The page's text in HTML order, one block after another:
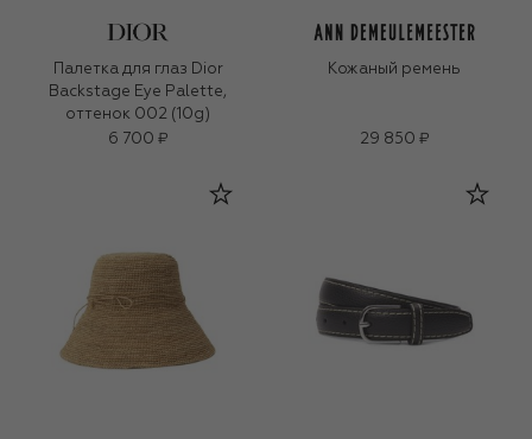
Палетка для глаз Dior
Backstage Eye Palette,
оттенок 002 (10g)
6 700 ₽
Кожаный ремень
29 850 ₽